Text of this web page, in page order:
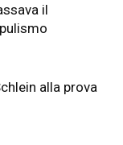
il
alla prova